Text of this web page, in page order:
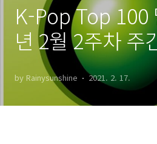
K-Pop Top 100
년 2월 2주차 주
20210214
by Rainysunshine 2021. 2. 17.